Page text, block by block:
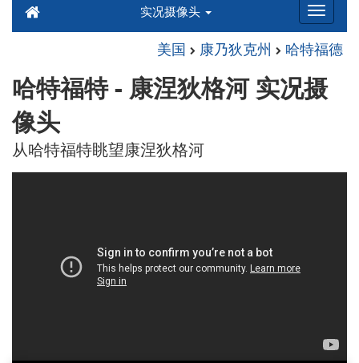
实况摄像头
美国 康乃狄克州 哈特福德
哈特福特 - 康涅狄格河 实况摄
像头
从哈特福特眺望康涅狄格河